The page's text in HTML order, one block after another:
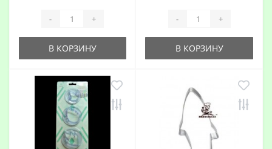
- +
В КОРЗИНУ
- +
В КОРЗИНУ